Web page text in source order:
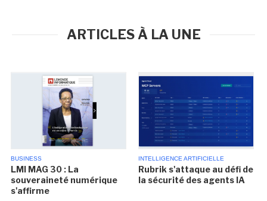
ARTICLES À LA UNE
BUSINESS
LMI MAG 30 : La
souveraineté numérique
s'affirme
INTELLIGENCE ARTIFICIELLE
Rubrik s'attaque au défi de
la sécurité des agents IA